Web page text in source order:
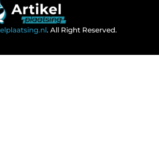
. All Right Reserved.